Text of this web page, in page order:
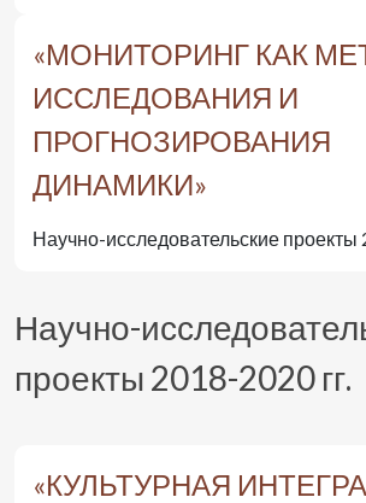
«МОНИТОРИНГ КАК
ИССЛЕДОВАНИЯ И
ПРОГНОЗИРОВАНИЯ
ДИНАМИКИ»
Научно-исследовательские проекты
Научно-
проекты 2018-2020 гг.
«КУЛЬТУРНАЯ